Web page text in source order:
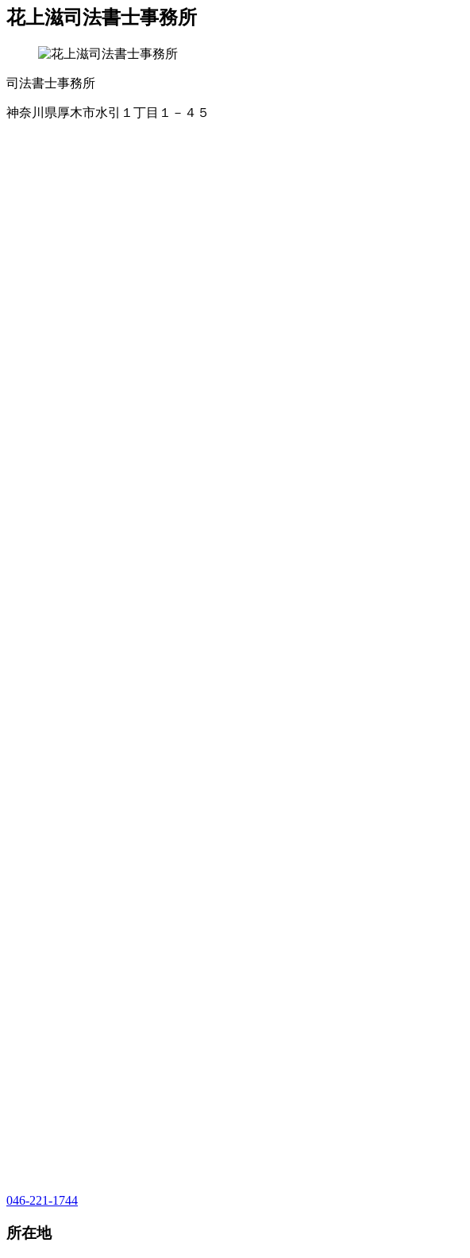
花上滋司法書士事務所
司法書士事務所
神奈川県厚木市水引１丁目１－４５
046-221-1744
所在地